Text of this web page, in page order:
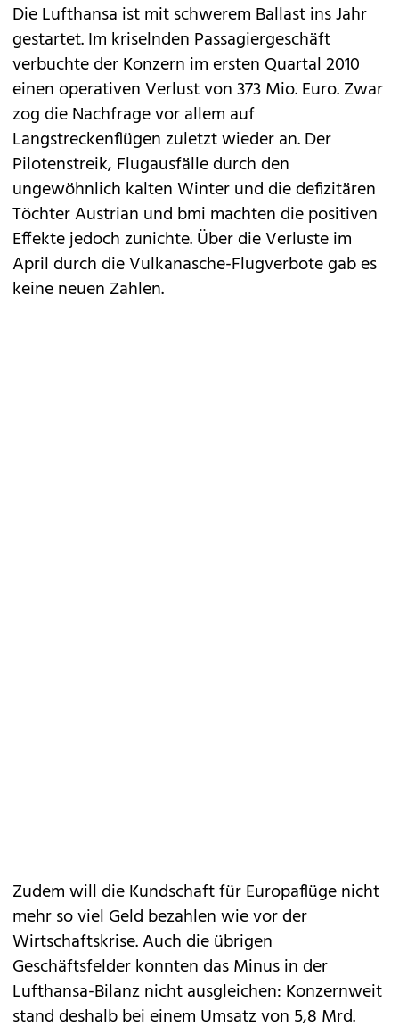
Die Lufthansa ist mit schwerem Ballast ins Jahr
gestartet. Im kriselnden Passagiergeschäft
verbuchte der Konzern im ersten Quartal 2010
einen operativen Verlust von 373 Mio. Euro. Zwar
zog die Nachfrage vor allem auf
Langstreckenflügen zuletzt wieder an. Der
Pilotenstreik, Flugausfälle durch den
ungewöhnlich kalten Winter und die defizitären
Töchter Austrian und bmi machten die positiven
Effekte jedoch zunichte. Über die Verluste im
April durch die Vulkanasche-Flugverbote gab es
keine neuen Zahlen.
Zudem will die Kundschaft für Europaflüge nicht
mehr so viel Geld bezahlen wie vor der
Wirtschaftskrise. Auch die übrigen
Geschäftsfelder konnten das Minus in der
Lufthansa-Bilanz nicht ausgleichen: Konzernweit
stand deshalb bei einem Umsatz von 5,8 Mrd.